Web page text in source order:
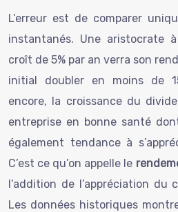
L’erreur est de comparer
instantanés. Une aristocrate
croît de 5% par an verra son
initial doubler en moins de
encore, la croissance du
entreprise en bonne santé
également tendance à
C’est ce qu’on appelle le
l’addition de l’appréciation
Les données historiques